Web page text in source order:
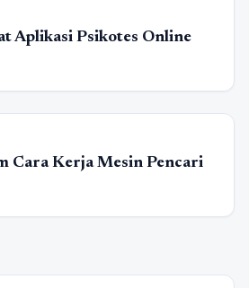
Aplikasi Psikotes Online
Cara Kerja Mesin Pencari